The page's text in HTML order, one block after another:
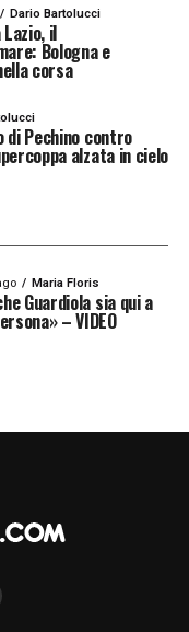
aBasta
A
eCrecco
di regia.
alla
TOP NEWS
Dario Bartolucci
il
Bologna e
corsa
di Pechino contro
alzata in cielo
Maria Floris
Guardiola sia qui a
– VIDEO